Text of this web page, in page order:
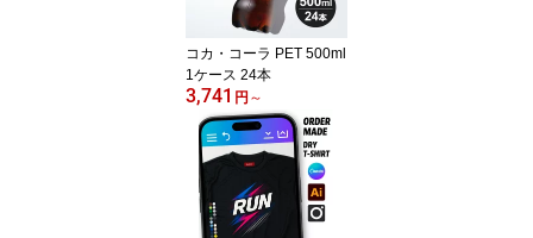
コカ・コーラ PET 500ml
1ケース 24本
3,741 円 ～